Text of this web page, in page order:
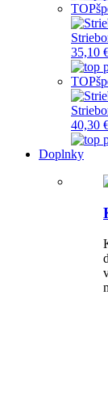
TOP
35,10
TOP
40,30
Doplnky